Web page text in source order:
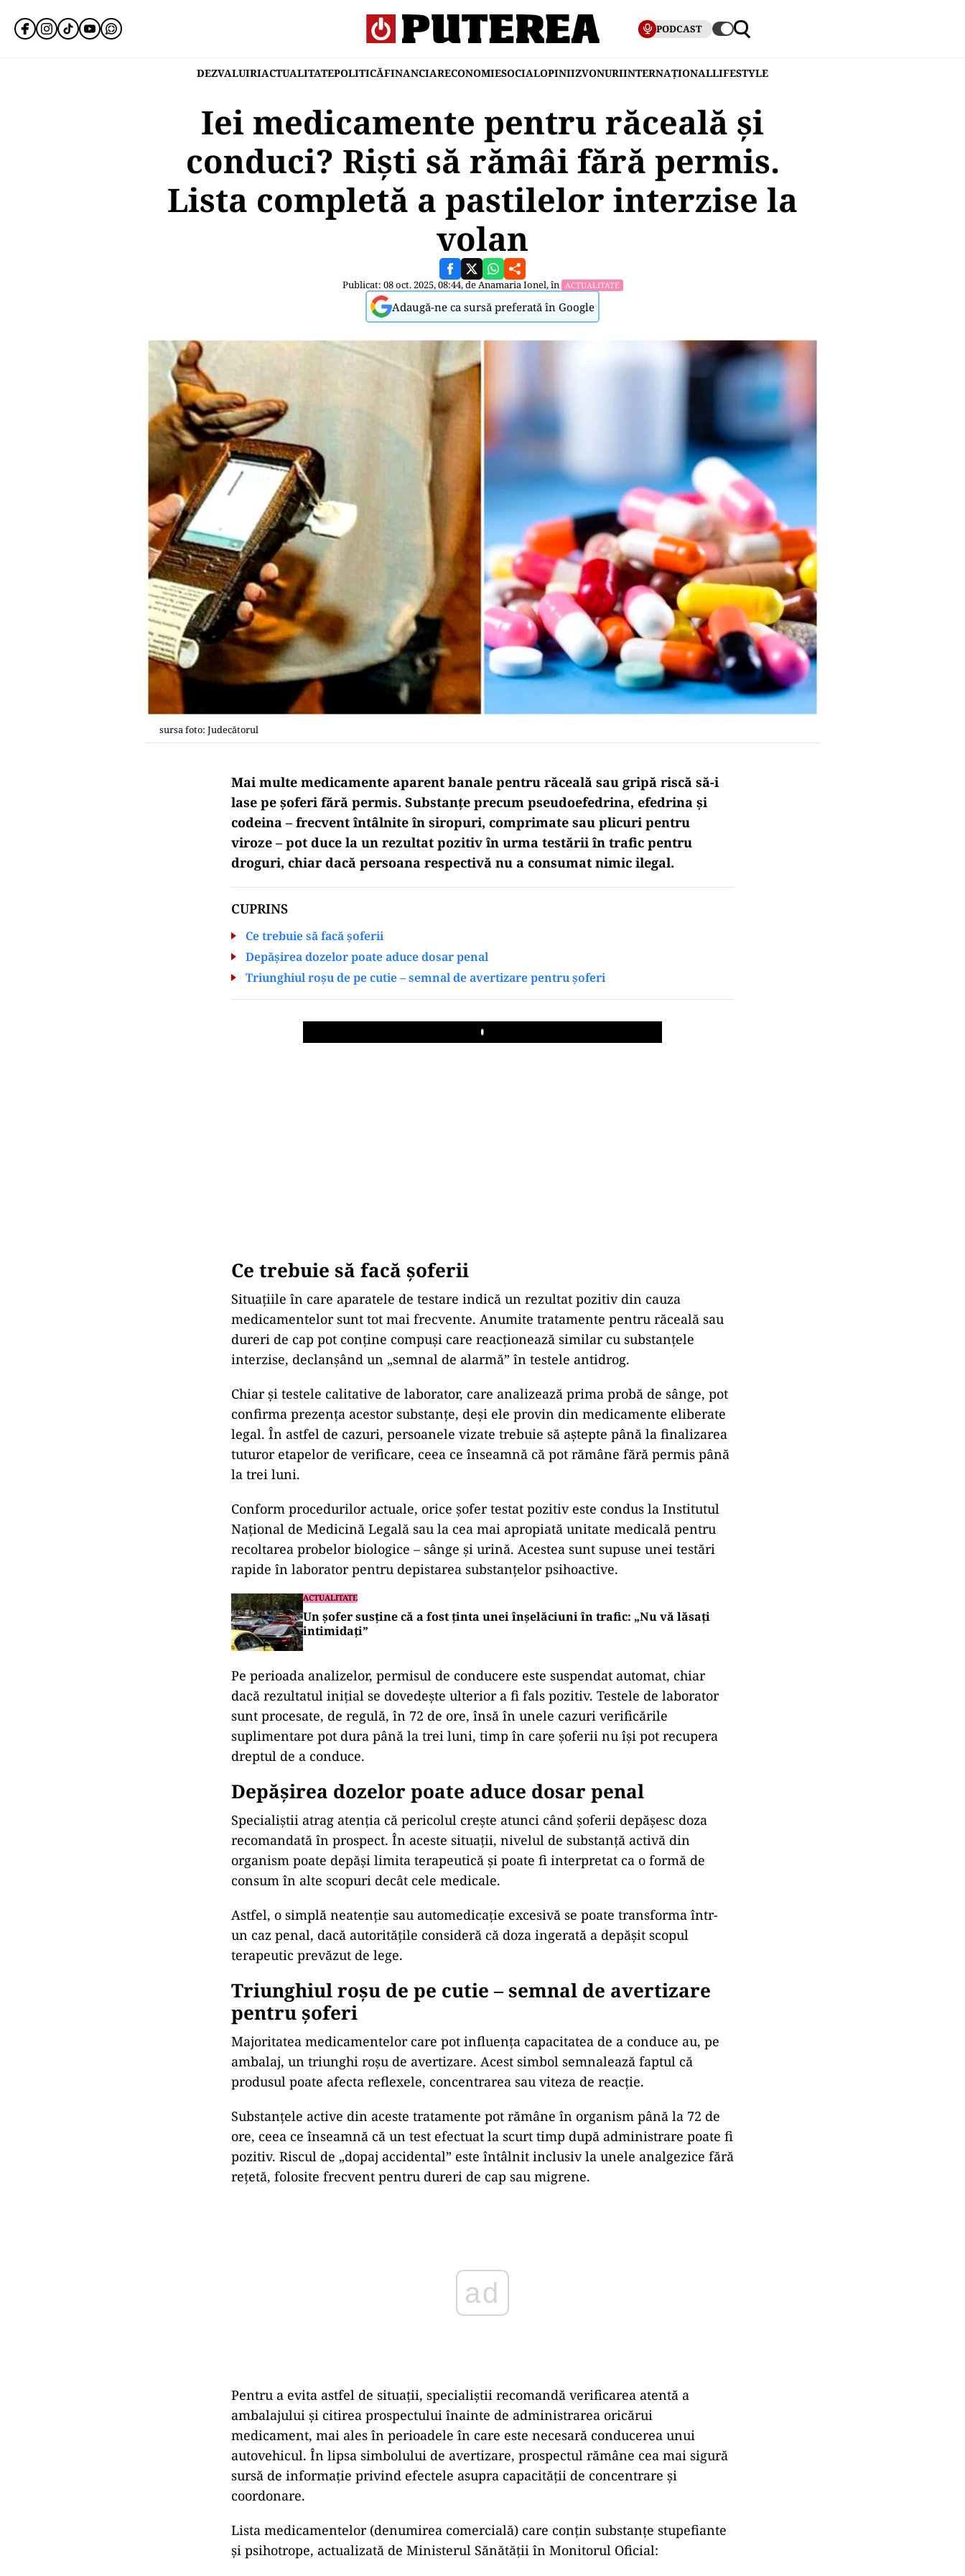
PODCAST
DEZVALUIRIACTUALITATEPOLITICĂFINANCIARECONOMIESOCIALOPINIIZVONURIINTERNAȚIONALLIFESTYLE
Iei medicamente pentru răceală şi
conduci? Rişti să rămâi fără permis.
Lista completă a pastilelor interzise la
volan
Publicat: 08 oct. 2025, 08:44, deAnamaria Ionel, în ACTUALITATE
Adaugă-ne ca sursă preferată în Google
sursa foto: Judecătorul
Mai multe medicamente aparent banale pentru răceală sau gripă riscă să-i
lase pe şoferi fără permis. Substanțe precum pseudoefedrina, efedrina și
codeina – frecvent întâlnite în siropuri, comprimate sau plicuri pentru
viroze – pot duce la un rezultat pozitiv în urma testării în trafic pentru
droguri, chiar dacă persoana respectivă nu a consumat nimic ilegal.
CUPRINS
Ce trebuie să facă şoferii
Depășirea dozelor poate aduce dosar penal
Triunghiul roșu de pe cutie – semnal de avertizare pentru șoferi
Play
Ce trebuie să facă şoferii
Situațiile în care aparatele de testare indică un rezultat pozitiv din cauza
medicamentelor sunt tot mai frecvente. Anumite tratamente pentru răceală sau
dureri de cap pot conține compuși care reacționează similar cu substanțele
interzise, declanșând un „semnal de alarmă” în testele antidrog.
Chiar și testele calitative de laborator, care analizează prima probă de sânge, pot
confirma prezența acestor substanțe, deși ele provin din medicamente eliberate
legal. În astfel de cazuri, persoanele vizate trebuie să aștepte până la finalizarea
tuturor etapelor de verificare, ceea ce înseamnă că pot rămâne fără permis până
la trei luni.
Conform procedurilor actuale, orice șofer testat pozitiv este condus la Institutul
Național de Medicină Legală sau la cea mai apropiată unitate medicală pentru
recoltarea probelor biologice – sânge și urină. Acestea sunt supuse unei testări
rapide în laborator pentru depistarea substanțelor psihoactive.
ACTUALITATE
Un șofer susține că a fost ținta unei înșelăciuni în trafic: „Nu vă lăsați
intimidați”
Pe perioada analizelor, permisul de conducere este suspendat automat, chiar
dacă rezultatul inițial se dovedește ulterior a fi fals pozitiv. Testele de laborator
sunt procesate, de regulă, în 72 de ore, însă în unele cazuri verificările
suplimentare pot dura până la trei luni, timp în care șoferii nu își pot recupera
dreptul de a conduce.
Depășirea dozelor poate aduce dosar penal
Specialiștii atrag atenția că pericolul crește atunci când șoferii depășesc doza
recomandată în prospect. În aceste situații, nivelul de substanță activă din
organism poate depăși limita terapeutică și poate fi interpretat ca o formă de
consum în alte scopuri decât cele medicale.
Astfel, o simplă neatenție sau automedicație excesivă se poate transforma într-
un caz penal, dacă autoritățile consideră că doza ingerată a depășit scopul
terapeutic prevăzut de lege.
Triunghiul roșu de pe cutie – semnal de avertizare
pentru șoferi
Majoritatea medicamentelor care pot influența capacitatea de a conduce au, pe
ambalaj, un triunghi roșu de avertizare. Acest simbol semnalează faptul că
produsul poate afecta reflexele, concentrarea sau viteza de reacție.
Substanțele active din aceste tratamente pot rămâne în organism până la 72 de
ore, ceea ce înseamnă că un test efectuat la scurt timp după administrare poate fi
pozitiv. Riscul de „dopaj accidental” este întâlnit inclusiv la unele analgezice fără
rețetă, folosite frecvent pentru dureri de cap sau migrene.
ad
Pentru a evita astfel de situații, specialiștii recomandă verificarea atentă a
ambalajului și citirea prospectului înainte de administrarea oricărui
medicament, mai ales în perioadele în care este necesară conducerea unui
autovehicul. În lipsa simbolului de avertizare, prospectul rămâne cea mai sigură
sursă de informație privind efectele asupra capacității de concentrare și
coordonare.
Lista medicamentelor (denumirea comercială) care conțin substanțe stupefiante
și psihotrope, actualizată de Ministerul Sănătății în Monitorul Oficial: